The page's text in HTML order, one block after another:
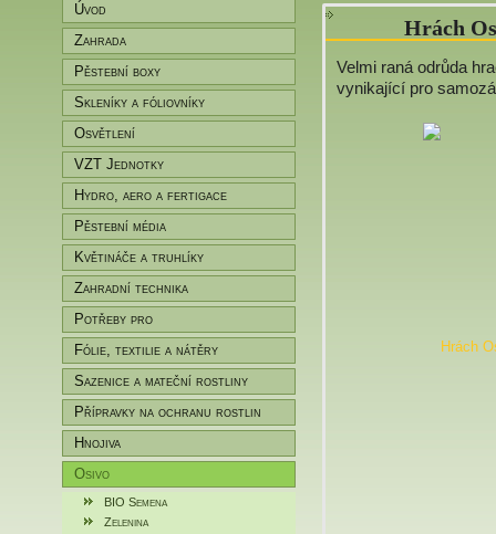
Úvod
Zahrada
Pěstební boxy
Skleníky a fóliovníky
Osvětlení
VZT Jednotky
Hydro, aero a fertigace
Pěstební média
Květináče a truhlíky
Zahradní technika
Potřeby pro
zahradníky/pěstitele
Fólie, textilie a nátěry
Sazenice a mateční rostliny
Přípravky na ochranu rostlin
Hnojiva
Osivo
BIO Semena
Zelenina
Hrách
Velmi raná odrůda
vynikající pro